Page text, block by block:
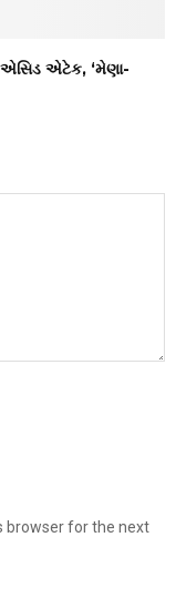
એટેક, ‘મેણા-
browser for the next